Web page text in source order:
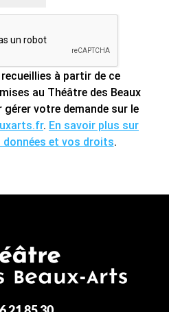
à partir de ce
au Théâtre des Beaux
votre demande sur le
. En savoir plus sur
données et vos droits.